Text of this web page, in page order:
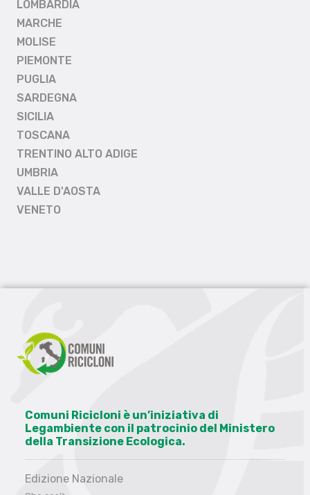
LOMBARDIA
MARCHE
MOLISE
PIEMONTE
PUGLIA
SARDEGNA
SICILIA
TOSCANA
TRENTINO ALTO ADIGE
UMBRIA
VALLE D'AOSTA
VENETO
Comuni Ricicloni è un’iniziativa di
Legambiente con il patrocinio del Ministero
della Transizione Ecologica.
Edizione Nazionale